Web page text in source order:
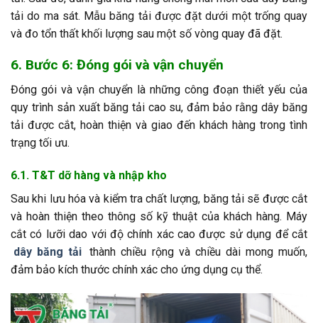
tải do ma sát. Mẫu băng tải được đặt dưới một trống quay
và đo tổn thất khối lượng sau một số vòng quay đã đặt.
6. Bước 6: Đóng gói và vận chuyển
Đóng gói và vận chuyển là những công đoạn thiết yếu của
quy trình sản xuất băng tải cao su, đảm bảo rằng dây băng
tải được cắt, hoàn thiện và giao đến khách hàng trong tình
trạng tối ưu.
6.1. T&T dỡ hàng và nhập kho
Sau khi lưu hóa và kiểm tra chất lượng, băng tải sẽ được cắt
và hoàn thiện theo thông số kỹ thuật của khách hàng. Máy
cắt có lưỡi dao với độ chính xác cao được sử dụng để cắt
dây băng tải thành chiều rộng và chiều dài mong muốn,
đảm bảo kích thước chính xác cho ứng dụng cụ thể.